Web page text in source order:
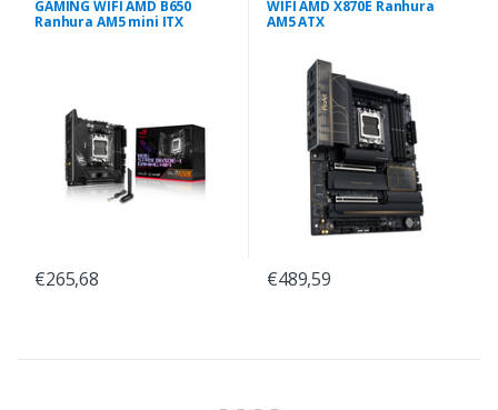
GAMING WIFI AMD B650
Ranhura AM5 mini ITX
€265,68
WIFI AMD X870E Ranhura
AM5 ATX
€489,59